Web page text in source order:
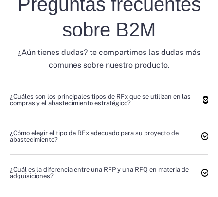
Preguntas frecuentes
sobre B2M
¿Aún tienes dudas? te compartimos las dudas más
comunes sobre nuestro producto.
¿Cuáles son los principales tipos de RFx que se utilizan en las
compras y el abastecimiento estratégico?
¿Cómo elegir el tipo de RFx adecuado para su proyecto de
abastecimiento?
¿Cuál es la diferencia entre una RFP y una RFQ en materia de
adquisiciones?